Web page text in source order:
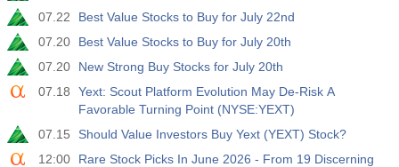
07.22
Best Value Stocks to Buy for July 22nd
07.20
Best Value Stocks to Buy for July 20th
07.20
New Strong Buy Stocks for July 20th
07.18
Yext: Scout Platform Evolution May De-Risk A
Favorable Turning Point (NYSE:YEXT)
07.15
Should Value Investors Buy Yext (YEXT) Stock?
12:00
Rare Stock Picks In June 2026 - From 19 Discerning